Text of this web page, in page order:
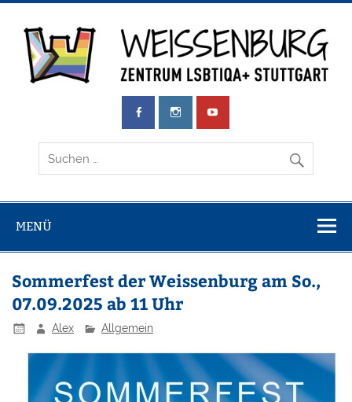
Zum
springen
Weissenburg
Zentrum LSBTIQA+ Stuttgart
MENÜ
Sommerfest der Weissenburg am So.,
07.09.2025 ab 11 Uhr
Alex Allgemein